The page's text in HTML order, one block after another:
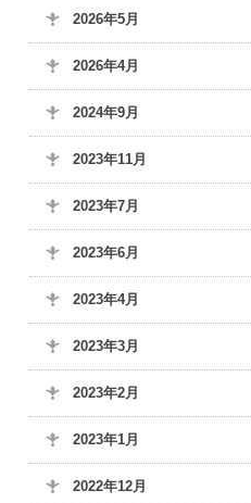
2026年5月
2026年4月
2024年9月
2023年11月
2023年7月
2023年6月
2023年4月
2023年3月
2023年2月
2023年1月
2022年12月